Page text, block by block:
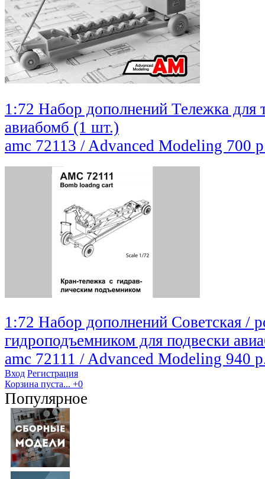
1:72 Набор дополнений Тележка для
авиабомб (1 шт.)
amc 72113 / Advanced Modeling 700
1:72 Набор дополнений Советская /
гидроподъемником для подвески
amc 72111 / Advanced Modeling 940
Вход Регистрация
Корзина пуста... +0
Популярное